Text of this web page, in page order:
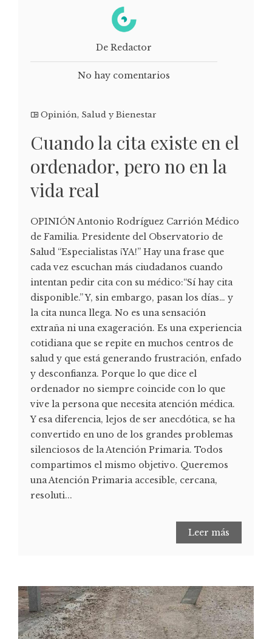
De Redactor
No hay comentarios
Opinión, Salud y Bienestar
Cuando la cita existe en el
ordenador, pero no en la
vida real
OPINIÓN Antonio Rodríguez Carrión Médico
de Familia. Presidente del Observatorio de
Salud “Especialistas ¡YA!” Hay una frase que
cada vez escuchan más ciudadanos cuando
intentan pedir cita con su médico:“Sí hay cita
disponible.” Y, sin embargo, pasan los días… y
la cita nunca llega. No es una sensación
extraña ni una exageración. Es una experiencia
cotidiana que se repite en muchos centros de
salud y que está generando frustración, enfado
y desconfianza. Porque lo que dice el
ordenador no siempre coincide con lo que
vive la persona que necesita atención médica.
Y esa diferencia, lejos de ser anecdótica, se ha
convertido en uno de los grandes problemas
silenciosos de la Atención Primaria. Todos
compartimos el mismo objetivo. Queremos
una Atención Primaria accesible, cercana,
resoluti...
Leer más